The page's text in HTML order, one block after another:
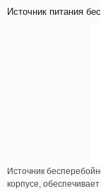
Источник питания
Источник
корпусе,